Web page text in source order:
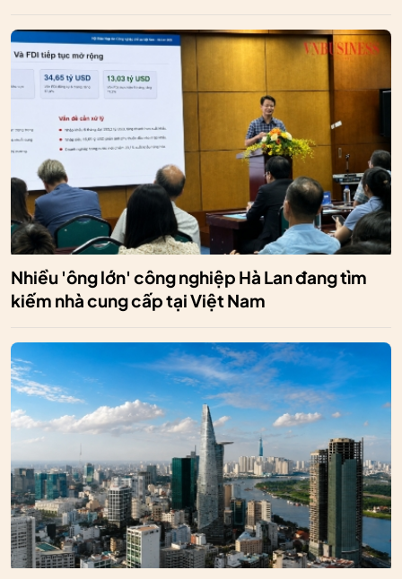
Nhiều 'ông lớn' công nghiệp Hà Lan đang tìm
kiếm nhà cung cấp tại Việt Nam